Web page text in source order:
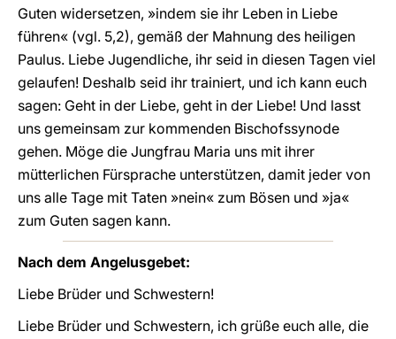
Guten widersetzen, »indem sie ihr Leben in Liebe
führen« (vgl. 5,2), gemäß der Mahnung des heiligen
Paulus. Liebe Jugendliche, ihr seid in diesen Tagen viel
gelaufen! Deshalb seid ihr trainiert, und ich kann euch
sagen: Geht in der Liebe, geht in der Liebe! Und lasst
uns gemeinsam zur kommenden Bischofssynode
gehen. Möge die Jungfrau Maria uns mit ihrer
mütterlichen Fürsprache unterstützen, damit jeder von
uns alle Tage mit Taten »nein« zum Bösen und »ja«
zum Guten sagen kann.
Nach dem Angelusgebet:
Liebe Brüder und Schwestern!
Liebe Brüder und Schwestern, ich grüße euch alle, die